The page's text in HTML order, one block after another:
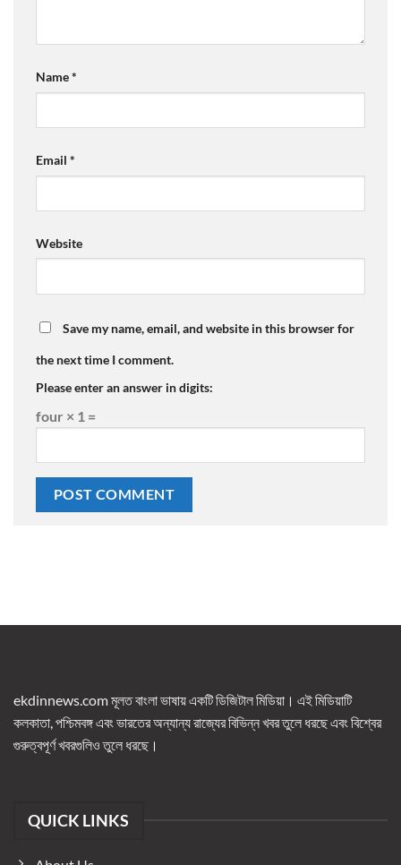
Name*
Email *
Website
Save my name, email, and website in this browser for
the next time I comment.
Please enter an answer in digits:
four × 1 =
ekdinnews.com মূলত বাংলা ভাষায় একটি ডিজিটাল মিডিয়া। এই মিডিয়াটি
কলকাতা, পশ্চিমবঙ্গ এবং ভারতের অন্যান্য রাজ্যের বিভিন্ন খবর তুলে ধরছে এবং বিশ্বের
গুরুত্বপূর্ণ খবরগুলিও তুলে ধরছে।
QUICK LINKS